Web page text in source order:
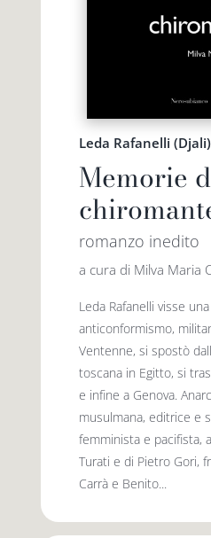
Leda Rafanelli (Djali)
Memorie
romanzo inedito
a cura di Milva Maria
Leda Rafanelli visse
anticonformismo,
Ventenne, si spostò
toscana in Egitto, si
e infine a Genova.
musulmana, editrice e
femminista e pacifista,
Turati e di Pietro Gori,
Carrà e Benito...